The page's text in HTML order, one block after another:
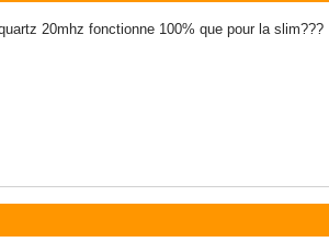
20mhz fonctionne 100% que pour la slim???